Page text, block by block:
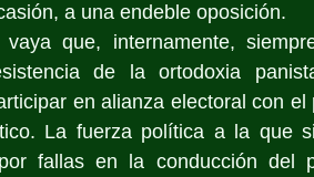
a una endeble oposición.
vaya que, internamente,
de la ortodoxia
en alianza electoral con el
La fuerza política a la que
fallas en la conducción del